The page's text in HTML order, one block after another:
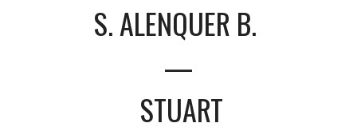
S. ALENQUER B.
—
STUART